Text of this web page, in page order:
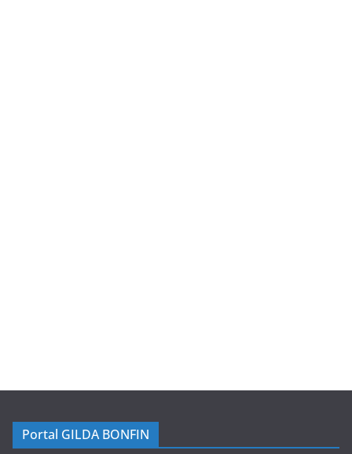
Portal GILDA BONFIN